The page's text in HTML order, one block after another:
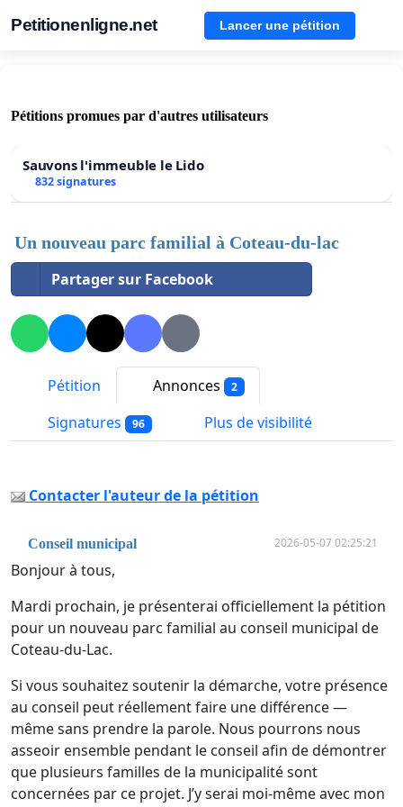
Petitionenligne.net Lancer une pétition
Pétitions promues par d'autres utilisateurs
Sauvons l'immeuble le Lido
832 signatures
Un nouveau parc familial à Coteau-du-lac
Partager sur Facebook
Pétition Annonces 2
Signatures 96 Plus de visibilité
Contacter l'auteur de la pétition
Conseil municipal 2026-05-07 02:25:21
Bonjour à tous,
Mardi prochain, je présenterai officiellement la pétition
pour un nouveau parc familial au conseil municipal de
Coteau-du-Lac.
Si vous souhaitez soutenir la démarche, votre présence
au conseil peut réellement faire une différence —
même sans prendre la parole. Nous pourrons nous
asseoir ensemble pendant le conseil afin de démontrer
que plusieurs familles de la municipalité sont
concernées par ce projet. J’y serai moi-même avec mon